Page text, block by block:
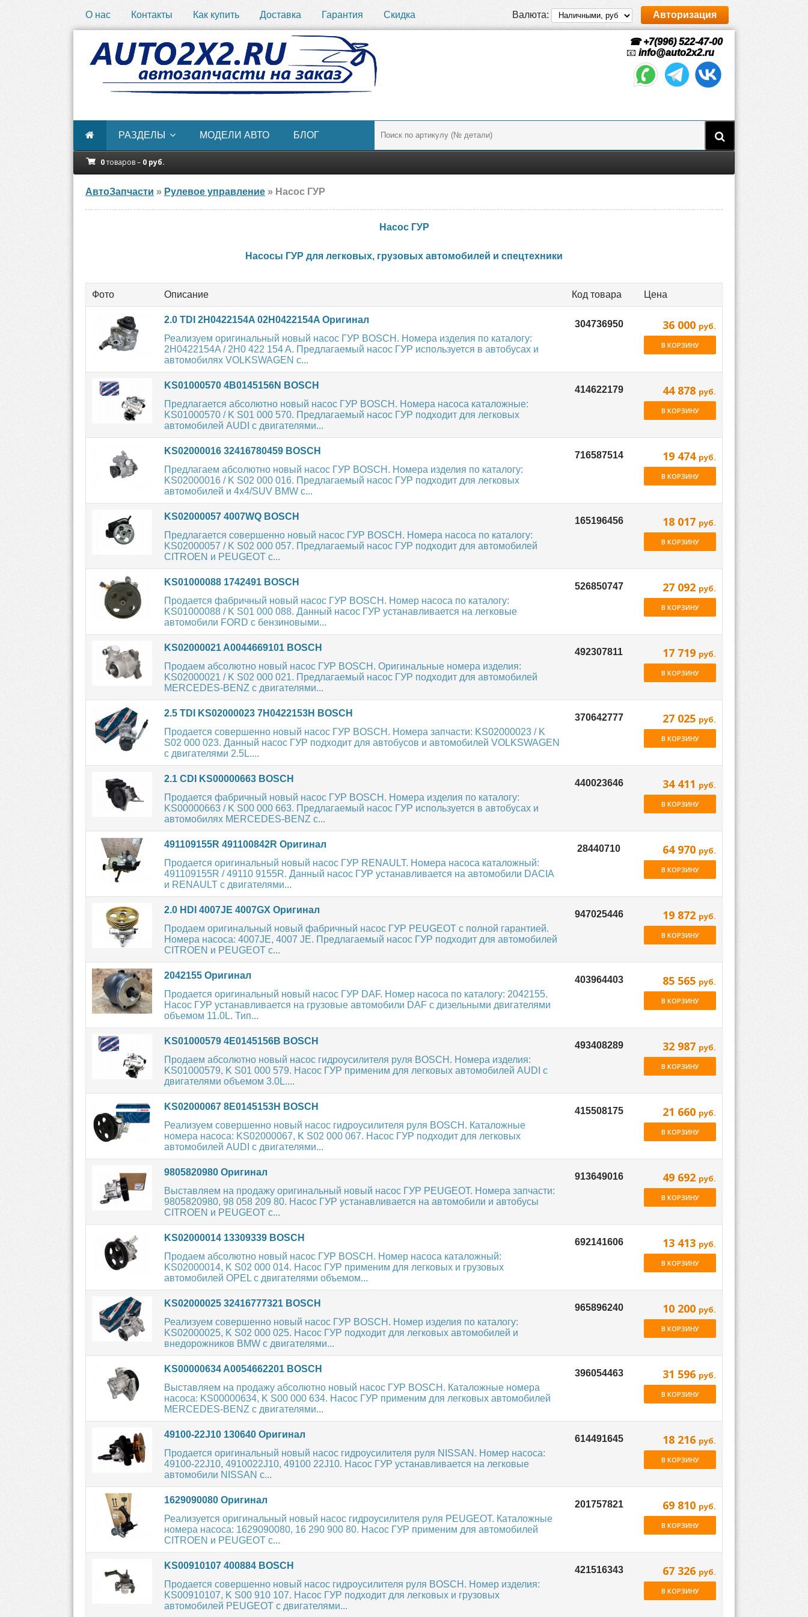
О нас Контакты Как купить Доставка Гарантия Скидка Валюта: Авторизация
☎ +7(996) 522-47-00
📧 info@auto2x2.ru
РАЗДЕЛЫ МОДЕЛИ АВТО БЛОГ
0товаров – 0 руб.
АвтоЗапчасти » Рулевое управление » Насос ГУР
Насос ГУР
Насосы ГУР для легковых, грузовых автомобилей и спецтехники
Фото Описание Код товара Цена
2.0 TDI 2H0422154A 02H0422154A Оригинал
Реализуем оригинальный новый насос ГУР BOSCH. Номера изделия по каталогу:
2H0422154A / 2H0 422 154 A. Предлагаемый насос ГУР используется в автобусах и
автомобилях VOLKSWAGEN с...
36 000 руб.
В КОРЗИНУ
KS01000570 4B0145156N BOSCH
Предлагается абсолютно новый насос ГУР BOSCH. Номера насоса каталожные:
KS01000570 / K S01 000 570. Предлагаемый насос ГУР подходит для легковых
автомобилей AUDI с двигателями...
44 878 руб.
В КОРЗИНУ
KS02000016 32416780459 BOSCH
Предлагаем абсолютно новый насос ГУР BOSCH. Номера изделия по каталогу:
KS02000016 / K S02 000 016. Предлагаемый насос ГУР подходит для легковых
автомобилей и 4х4/SUV BMW с...
19 474 руб.
В КОРЗИНУ
KS02000057 4007WQ BOSCH
Предлагается совершенно новый насос ГУР BOSCH. Номера насоса по каталогу:
KS02000057 / K S02 000 057. Предлагаемый насос ГУР подходит для автомобилей
CITROEN и PEUGEOT с...
18 017 руб.
В КОРЗИНУ
KS01000088 1742491 BOSCH
Продается фабричный новый насос ГУР BOSCH. Номер насоса по каталогу:
KS01000088 / K S01 000 088. Данный насос ГУР устанавливается на легковые
автомобили FORD с бензиновыми...
27 092 руб.
В КОРЗИНУ
KS02000021 A0044669101 BOSCH
Продаем абсолютно новый насос ГУР BOSCH. Оригинальные номера изделия:
KS02000021 / K S02 000 021. Предлагаемый насос ГУР подходит для автомобилей
MERCEDES-BENZ с двигателями...
17 719 руб.
В КОРЗИНУ
2.5 TDI KS02000023 7H0422153H BOSCH
Продается совершенно новый насос ГУР BOSCH. Номера запчасти: KS02000023 / K
S02 000 023. Данный насос ГУР подходит для автобусов и автомобилей VOLKSWAGEN
с двигателями 2.5L....
27 025 руб.
В КОРЗИНУ
2.1 CDI KS00000663 BOSCH
Продается фабричный новый насос ГУР BOSCH. Номера изделия по каталогу:
KS00000663 / K S00 000 663. Предлагаемый насос ГУР используется в автобусах и
автомобилях MERCEDES-BENZ с...
34 411 руб.
В КОРЗИНУ
491109155R 491100842R Оригинал
Продается оригинальный новый насос ГУР RENAULT. Номера насоса каталожный:
491109155R / 49110 9155R. Данный насос ГУР устанавливается на автомобили DACIA
и RENAULT с двигателями...
64 970 руб.
В КОРЗИНУ
2.0 HDI 4007JE 4007GX Оригинал
Продаем оригинальный новый фабричный насос ГУР PEUGEOT с полной гарантией.
Номера насоса: 4007JE, 4007 JE. Предлагаемый насос ГУР подходит для автомобилей
CITROEN и PEUGEOT с...
19 872 руб.
В КОРЗИНУ
2042155 Оригинал
Продается оригинальный новый насос ГУР DAF. Номер насоса по каталогу: 2042155.
Насос ГУР устанавливается на грузовые автомобили DAF с дизельными двигателями
объемом 11.0L. Тип...
85 565 руб.
В КОРЗИНУ
KS01000579 4E0145156B BOSCH
Продаем абсолютно новый насос гидроусилителя руля BOSCH. Номера изделия:
KS01000579, K S01 000 579. Насос ГУР применим для легковых автомобилей AUDI с
двигателями объемом 3.0L....
32 987 руб.
В КОРЗИНУ
KS02000067 8E0145153H BOSCH
Реализуем совершенно новый насос гидроусилителя руля BOSCH. Каталожные
номера насоса: KS02000067, K S02 000 067. Насос ГУР подходит для легковых
автомобилей AUDI с двигателями...
21 660 руб.
В КОРЗИНУ
9805820980 Оригинал
Выставляем на продажу оригинальный новый насос ГУР PEUGEOT. Номера запчасти:
9805820980, 98 058 209 80. Насос ГУР устанавливается на автомобили и автобусы
CITROEN и PEUGEOT с...
49 692 руб.
В КОРЗИНУ
KS02000014 13309339 BOSCH
Продаем абсолютно новый насос ГУР BOSCH. Номер насоса каталожный:
KS02000014, K S02 000 014. Насос ГУР применим для легковых и грузовых
автомобилей OPEL с двигателями объемом...
13 413 руб.
В КОРЗИНУ
KS02000025 32416777321 BOSCH
Реализуем совершенно новый насос ГУР BOSCH. Номер изделия по каталогу:
KS02000025, K S02 000 025. Насос ГУР подходит для легковых автомобилей и
внедорожников BMW с двигателями...
10 200 руб.
В КОРЗИНУ
KS00000634 A0054662201 BOSCH
Выставляем на продажу абсолютно новый насос ГУР BOSCH. Каталожные номера
насоса: KS00000634, K S00 000 634. Насос ГУР применим для легковых автомобилей
MERCEDES-BENZ с двигателями...
31 596 руб.
В КОРЗИНУ
49100-22J10 130640 Оригинал
Продается оригинальный новый насос гидроусилителя руля NISSAN. Номер насоса:
49100-22J10, 4910022J10, 49100 22J10. Насос ГУР устанавливается на легковые
автомобили NISSAN с...
18 216 руб.
В КОРЗИНУ
1629090080 Оригинал
Реализуется оригинальный новый насос гидроусилителя руля PEUGEOT. Каталожные
номера насоса: 1629090080, 16 290 900 80. Насос ГУР применим для автомобилей
CITROEN и PEUGEOT с...
69 810 руб.
В КОРЗИНУ
KS00910107 400884 BOSCH
Продается совершенно новый насос гидроусилителя руля BOSCH. Номер изделия:
KS00910107, K S00 910 107. Насос ГУР подходит для легковых и грузовых
автомобилей PEUGEOT с двигателями...
67 326 руб.
В КОРЗИНУ